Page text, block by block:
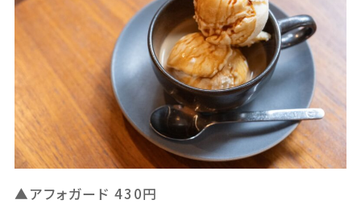
▲アフォガード 430円